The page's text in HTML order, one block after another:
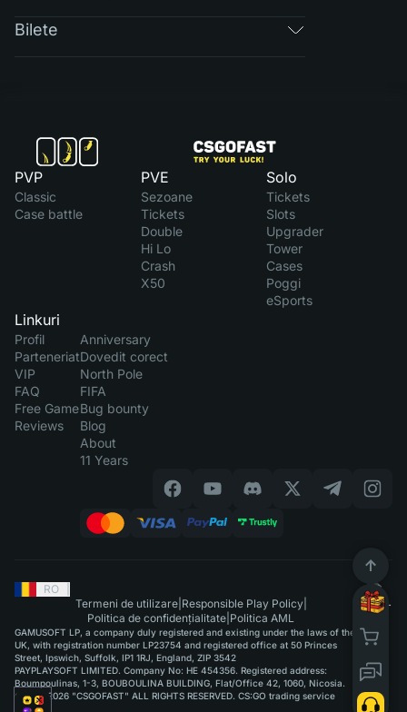
Bilete
PVP
Classic
Case battle
PVE
Sezoane
Tickets
Double
Hi Lo
Crash
X50
Solo
Tickets
Slots
Upgrader
Tower
Cases
Poggi
eSports
Linkuri
Profil
Parteneriat
VIP
FAQ
Free Game
Reviews
Anniversary
Dovedit corect
North Pole
FIFA
Bug bounty
Blog
About
11 Years
RO
Termeni de utilizare| Responsible Play Policy|
Politica de confidențialitate Politica AML
GAMUSOFT LP, a company duly registered and existing under the laws of the
UK, with registration number LP23754 and registered office at 50 Princes
Street, Ipswich, Suffolk, IP1 1RJ, England, ZIP 3542
PAYPLAYSOFT LIMITED. Company No: HE 454356. Registered address:
Boumpoulinas, 1-3, BOUBOULINA BUILDING, Flat/Office 42, 1060, Nicosia.
©2015-2026 "CSGOFAST" ALL RIGHTS RESERVED. CS:GO trading service